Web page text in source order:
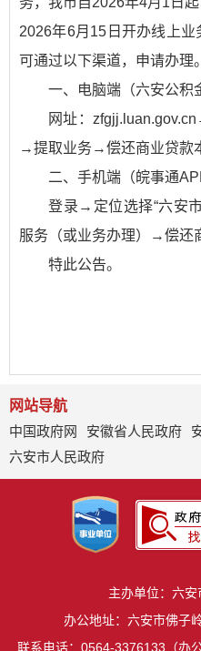
2026年6月15日开办线上
可通过以下渠道，申请办理。
一、电脑端（六安公积
网址：
→提取业务→偿还商业贷款
二、手机端（皖事通
登录→定位选择“六安
服务（或业务办理）→偿还
特此公告。
网站导航
中国政府网
安徽省人民政府
六安市人民政府
主办单位：六
办公地址：六安市佛子
联系电话：0564-3376133（办